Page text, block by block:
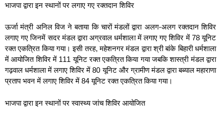
भाजपा द्वारा इन स्थानों पर लगाए गए रक्तदान शिविर
ऊर्जा मंत्री अनिल विज ने बताया कि चारों मंडलों द्वारा अलग-अलग रक्तदान शिविर
लगाए गए जिनमें सदर मंडल द्वारा अग्रवाल धर्मशाला में लगाए गए शिविर में 78 यूनिट
रक्त एकत्रित किया गया। इसी तरह, महेशनगर मंडल द्वारा श्री बांके बिहारी धर्मशाला
में आयोजित शिविर में 111 यूनिट रक्त एकत्रित किया गया जबकि शास्त्री मंडल द्वारा
गढ़वाल धर्मशाला में लगाए शिविर में 80 यूनिट और ग्रामीण मंडल द्वारा बब्याल महाराणा
प्रताप भवन में लगाए शिविर में 84 यूनिट रक्त एकत्रित किया गया।
भाजपा द्वारा इन स्थानों पर स्वास्थ्य जांच शिविर आयोजित